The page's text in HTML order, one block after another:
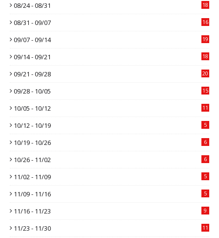
08/24 - 08/31 18
08/31 - 09/07 16
09/07 - 09/14 19
09/14 - 09/21 18
09/21 - 09/28 20
09/28 - 10/05 15
10/05 - 10/12 11
10/12 - 10/19 5
10/19 - 10/26 6
10/26 - 11/02 6
11/02 - 11/09 5
11/09 - 11/16 5
11/16 - 11/23 9
11/23 - 11/30 11